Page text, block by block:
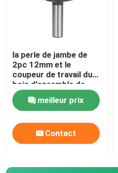
Contrôle de qualité
Contactez-nous
la perle de jambe de
2pc 12mm et le
coupeur de travail du
bois d'ensemble de
cannelure font les
baquets chauds
meilleur prix
Contact